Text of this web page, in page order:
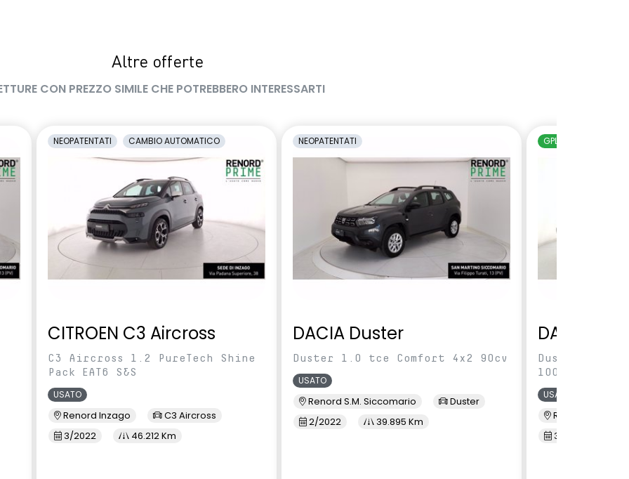
Altre offerte
CON PREZZO SIMILE CHE POTREBBERO INTERESSARTI
NEOPATENTATI CAMBIO AUTOMATICO
CITROEN C3 Aircross
C3 Aircross 1.2 PureTech Shine
Pack EAT6 S&S
USATO
Renord Inzago
C3 Aircross
3/2022
46.212 Km
NEOPATENTATI
DACIA Duster
Duster 1.0 tce Comfort 4x2 90cv
USATO
Renord S.M. Siccomario
Duster
2/2022
39.895 Km
GPL
DACIA
Duster 1.0
100cv
USATO
Renord
3/2023